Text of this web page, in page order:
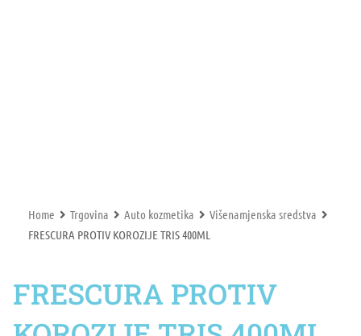
Home Trgovina Auto kozmetika
Višenamjenska sredstva
FRESCURA PROTIV KOROZIJE TRIS 400ML
FRESCURA PROTIV